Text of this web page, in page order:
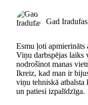
Gad
Esmu ļoti
Viņu darbspējas laiks
nodrošinot manas
Ikreiz, kad man ir
viņu tehniskā atbalsta
un patiesi izpalīdzīga.